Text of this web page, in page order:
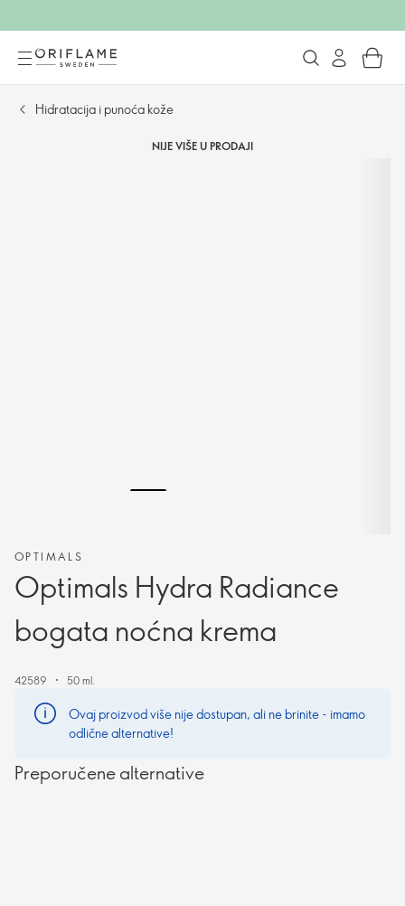
Hidratacija i punoća kože
NIJE VIŠE U PRODAJI
OPTIMALS
Optimals Hydra Radiance
bogata noćna krema
42589 50 ml.
Ovaj proizvod više nije dostupan, ali ne brinite - imamo
odlične alternative!
Preporučene alternative